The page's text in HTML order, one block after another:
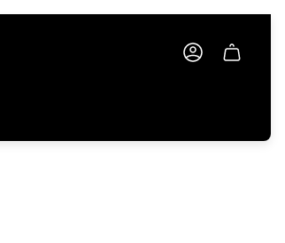
Tiroir